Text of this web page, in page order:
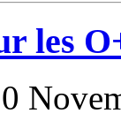
les